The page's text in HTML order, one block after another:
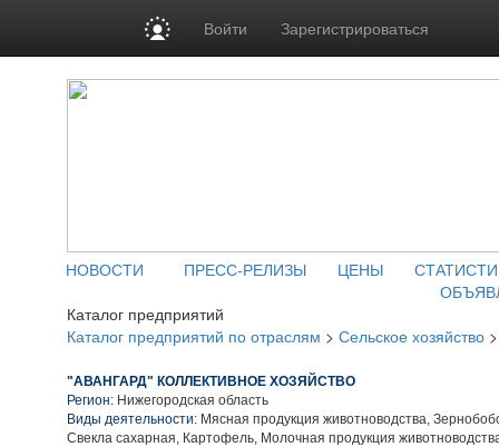
Войти Зарегистрироваться
НОВОСТИ ПРЕСС-РЕЛИЗЫ ЦЕНЫ
Каталог предприятий
Каталог предприятий по отраслям > Сельское хозяйство
"АВАНГАРД" КОЛЛЕКТИВНОЕ ХОЗЯЙСТВО
Регион: Нижегородская область
Виды деятельности: Мясная продукция животноводства,
Свекла сахарная, Картофель, Молочная продукция